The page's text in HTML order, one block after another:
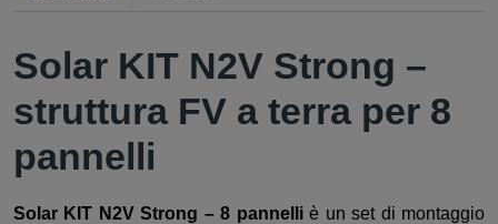
Solar KIT N2V Strong –
struttura FV a terra per 8
pannelli
Solar KIT N2V Strong – 8 pannelliè un set di montaggio